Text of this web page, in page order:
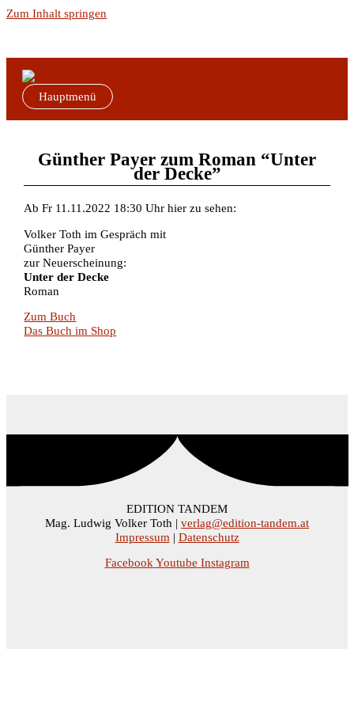
Zum Inhalt springen
Hauptmenü
Günther Payer zum Roman “Unter
der Decke”
Ab Fr 11.11.2022 18:30 Uhr hier zu sehen:
Volker Toth im Gespräch mit
Günther Payer
zur Neuerscheinung:
Unter der Decke
Roman
Zum Buch
Das Buch im Shop
EDITION TANDEM
Mag. Ludwig Volker Toth | verlag@edition-tandem.at
Impressum | Datenschutz
Facebook Youtube Instagram